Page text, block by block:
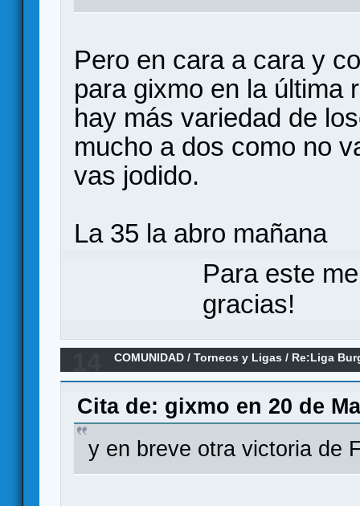
Pero en cara a cara y
para gixmo en la última
hay más variedad de
mucho a dos como no
vas jodido.
La 35 la abro mañana
Para este
gracias!
COMUNIDAD /Torneos y Ligas / Re:Liga
Cita de: gixmo en 20 de
y en breve otra victoria de